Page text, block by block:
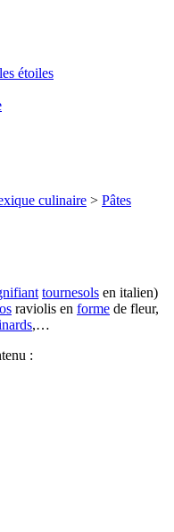
étoiles
culinaire > Pâtes
tournesols en italien)
raviolis en forme de fleur,
,…
: